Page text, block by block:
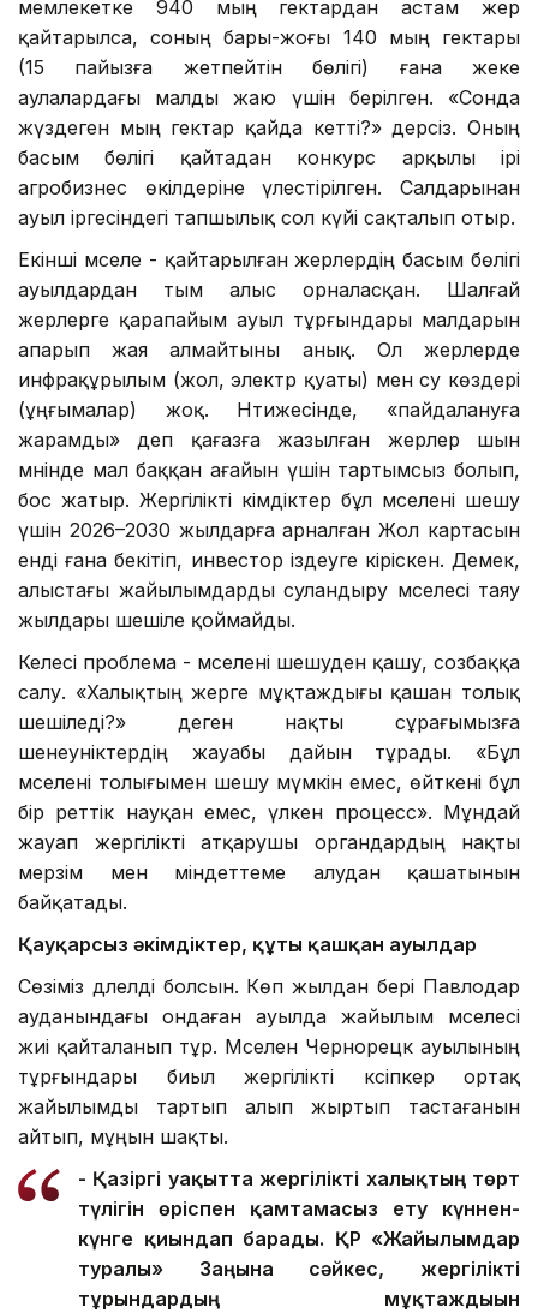
мемлекетке 940 мың гектардан астам жер
қайтарылса, соның бары-жоғы 140 мың гектары
(15 пайызға жетпейтін бөлігі) ғана жеке
аулалардағы малды жаю үшін берілген. «Сонда
жүздеген мың гектар қайда кетті?» дерсіз. Оның
басым бөлігі қайтадан конкурс арқылы ірі
агробизнес өкілдеріне үлестірілген. Салдарынан
ауыл іргесіндегі тапшылық сол күйі сақталып отыр.
Екінші мәселе - қайтарылған жерлердің басым бөлігі
ауылдардан тым алыс орналасқан. Шалғай
жерлерге қарапайым ауыл тұрғындары малдарын
апарып жая алмайтыны анық. Ол жерлерде
инфрақұрылым (жол, электр қуаты) мен су көздері
(ұңғымалар) жоқ. Нәтижесінде, «пайдалануға
жарамды» деп қағазға жазылған жерлер шын
мәнінде мал баққан ағайын үшін тартымсыз болып,
бос жатыр. Жергілікті әкімдіктер бұл мәселені шешу
үшін 2026–2030 жылдарға арналған Жол картасын
енді ғана бекітіп, инвестор іздеуге кіріскен. Демек,
алыстағы жайылымдарды суландыру мәселесі таяу
жылдары шешіле қоймайды.
Келесі проблема - мәселені шешуден қашу, созбаққа
салу. «Халықтың жерге мұқтаждығы қашан толық
шешіледі?» деген нақты сұрағымызға
шенеуніктердің жауабы дайын тұрады. «Бұл
мәселені толығымен шешу мүмкін емес, өйткені бұл
бір реттік науқан емес, үлкен процесс». Мұндай
жауап жергілікті атқарушы органдардың нақты
мерзім мен міндеттеме алудан қашатынын
байқатады.
Қауқарсыз әкімдіктер, құты қашқан ауылдар
Сөзіміз дәлелді болсын. Көп жылдан бері Павлодар
ауданындағы ондаған ауылда жайылым мәселесі
жиі қайталанып тұр. Мәселен Чернорецк ауылының
тұрғындары биыл жергілікті кәсіпкер ортақ
жайылымды тартып алып жыртып тастағанын
айтып, мұңын шақты.
- Қазіргі уақытта жергілікті халықтың төрт
түлігін өріспен қамтамасыз ету күннен-
күнге қиындап барады. ҚР «Жайылымдар
туралы» Заңына сәйкес, жергілікті
тұрғындардың мұқтаждығын